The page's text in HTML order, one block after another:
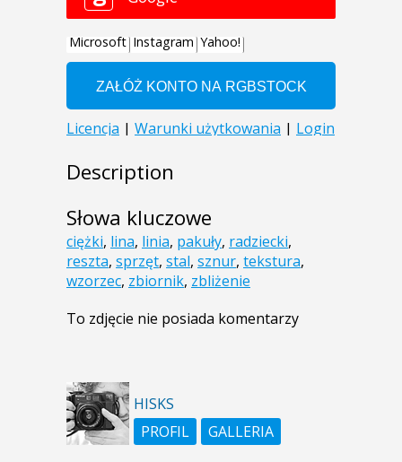
Description
Słowa kluczowe
ciężki, lina, linia, pakuły, radziecki,
reszta, sprzęt, stal, sznur, tekstura,
wzorzec, zbiornik, zbliżenie
To zdjęcie nie posiada komentarzy
HISKS
PROFIL
GALLERIA